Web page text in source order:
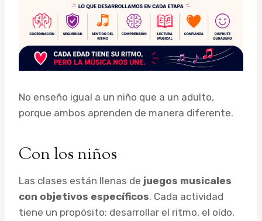
No enseño igual a un niño que a un adulto,
porque ambos aprenden de manera diferente.
Con los niños
Las clases están llenas de juegos musicales
con objetivos específicos. Cada actividad
tiene un propósito: desarrollar el ritmo, el oído,